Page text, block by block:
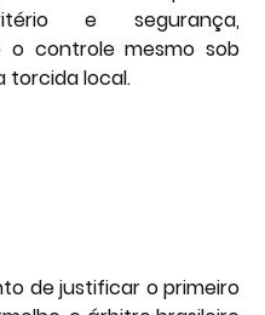
e segurança,
o controle mesmo sob
torcida local.
de justificar o primeiro